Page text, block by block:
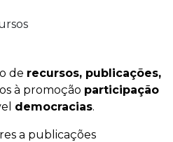
de recursos, publicações,
à promoção participação
democracias.
a publicações